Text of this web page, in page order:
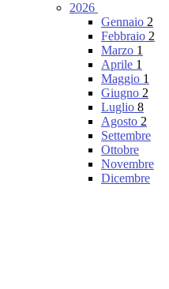
2026
Gennaio 2
Febbraio 2
Marzo 1
Aprile 1
Maggio 1
Giugno 2
Luglio 8
Agosto 2
Settembre
Ottobre
Novembre
Dicembre